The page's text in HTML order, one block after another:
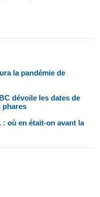
la pandémie de
dévoile les dates de
phares
où en était-on avant la